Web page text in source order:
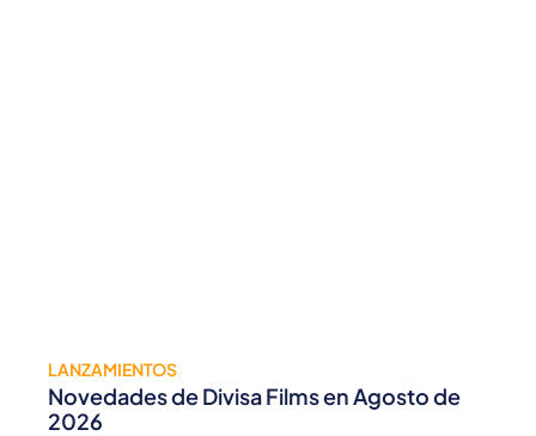
LANZAMIENTOS
Novedades de Divisa Films en Agosto de
2026